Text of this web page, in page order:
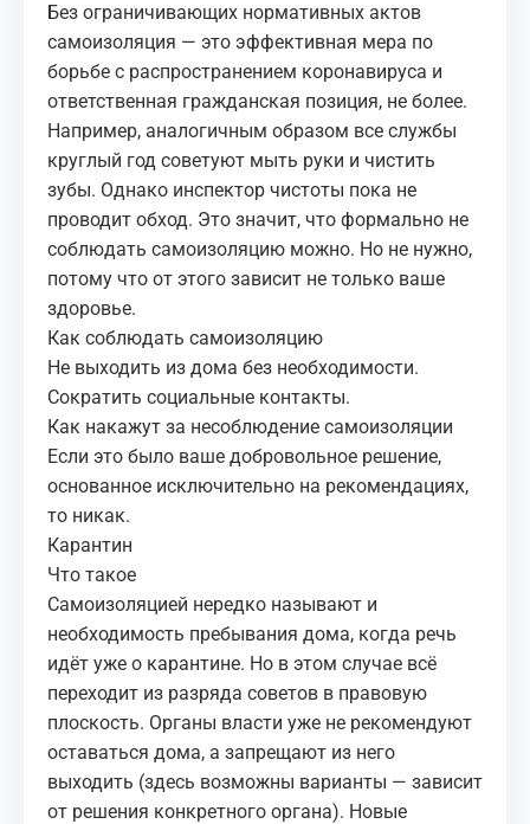
Без ограничивающих нормативных актов
самоизоляция — это эффективная мера по
борьбе с распространением коронавируса и
ответственная гражданская позиция, не более.
Например, аналогичным образом все службы
круглый год советуют мыть руки и чистить
зубы. Однако инспектор чистоты пока не
проводит обход. Это значит, что формально не
соблюдать самоизоляцию можно. Но не нужно,
потому что от этого зависит не только ваше
здоровье.
Как соблюдать самоизоляцию
Не выходить из дома без необходимости.
Сократить социальные контакты.
Как накажут за несоблюдение самоизоляции
Если это было ваше добровольное решение,
основанное исключительно на рекомендациях,
то никак.
Карантин
Что такое
Самоизоляцией нередко называют и
необходимость пребывания дома, когда речь
идёт уже о карантине. Но в этом случае всё
переходит из разряда советов в правовую
плоскость. Органы власти уже не рекомендуют
оставаться дома, а запрещают из него
выходить (здесь возможны варианты — зависит
от решения конкретного органа). Новые